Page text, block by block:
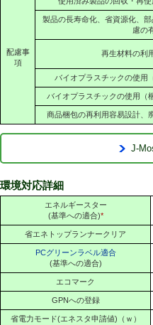
配慮事
項
製品の長寿命化、省資源化、
慮の
再生材料の利
バイオプラスチックの使用
バイオプラスチックの使用（
商品梱包の再利用容易設計、
J-
環境対応詳細
エネルギースター
(基準への適合)*
省エネトップランナークリア
PCグリーンラベル適合
(基準への適合)
エコマーク
GPNへの登録
省電力モード(エネスタ申請値)（ｗ）